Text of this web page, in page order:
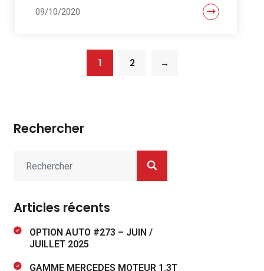
09/10/2020
1 2 →
Rechercher
Articles récents
OPTION AUTO #273 – JUIN /
JUILLET 2025
GAMME MERCEDES MOTEUR 1.3T